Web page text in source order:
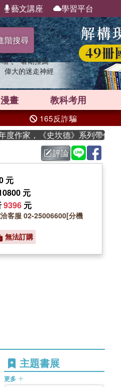
藝文講座 學習平台
階搜尋
、 暑期推薦
偉大的迷走神經
漫畫 教科考用
165反詐騙
《史坎德》系列帶你踏上熱血
評論
元
元
9396 元
客服 02-25006600[分機
無法訂購
主題書展
更多